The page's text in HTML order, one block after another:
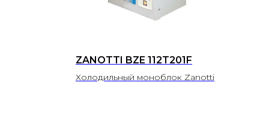
ZANOTTI BZE 112T201F
Холодильный моноблок Zanotti